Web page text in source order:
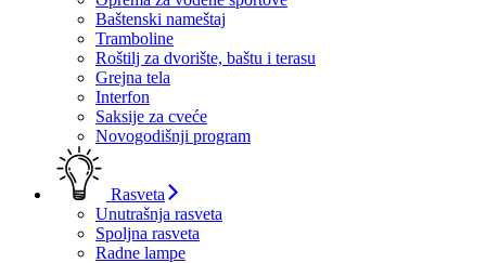
Baštenski nameštaj
Tramboline
Roštilj za dvorište, baštu i terasu
Grejna tela
Interfon
Saksije za cveće
Novogodišnji program
Rasveta
Unutrašnja rasveta
Spoljna rasveta
Radne lampe